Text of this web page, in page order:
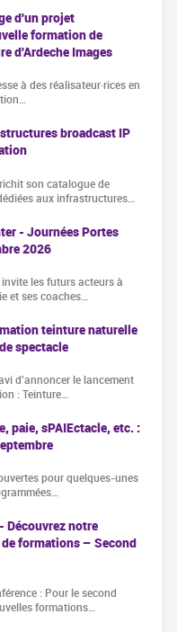
d'un projet
formation de
d'Ardeche Images
à des réalisateur·rices en
broadcast IP
son catalogue de
aux infrastructures…
2026
les futurs acteurs à
et ses coaches…
teinture naturelle
spectacle
d'annoncer le lancement
: Teinture…
paie, sPAIEctacle, etc. :
pour quelques-unes
Découvrez notre
formations – Second
: Pour le second
formations…